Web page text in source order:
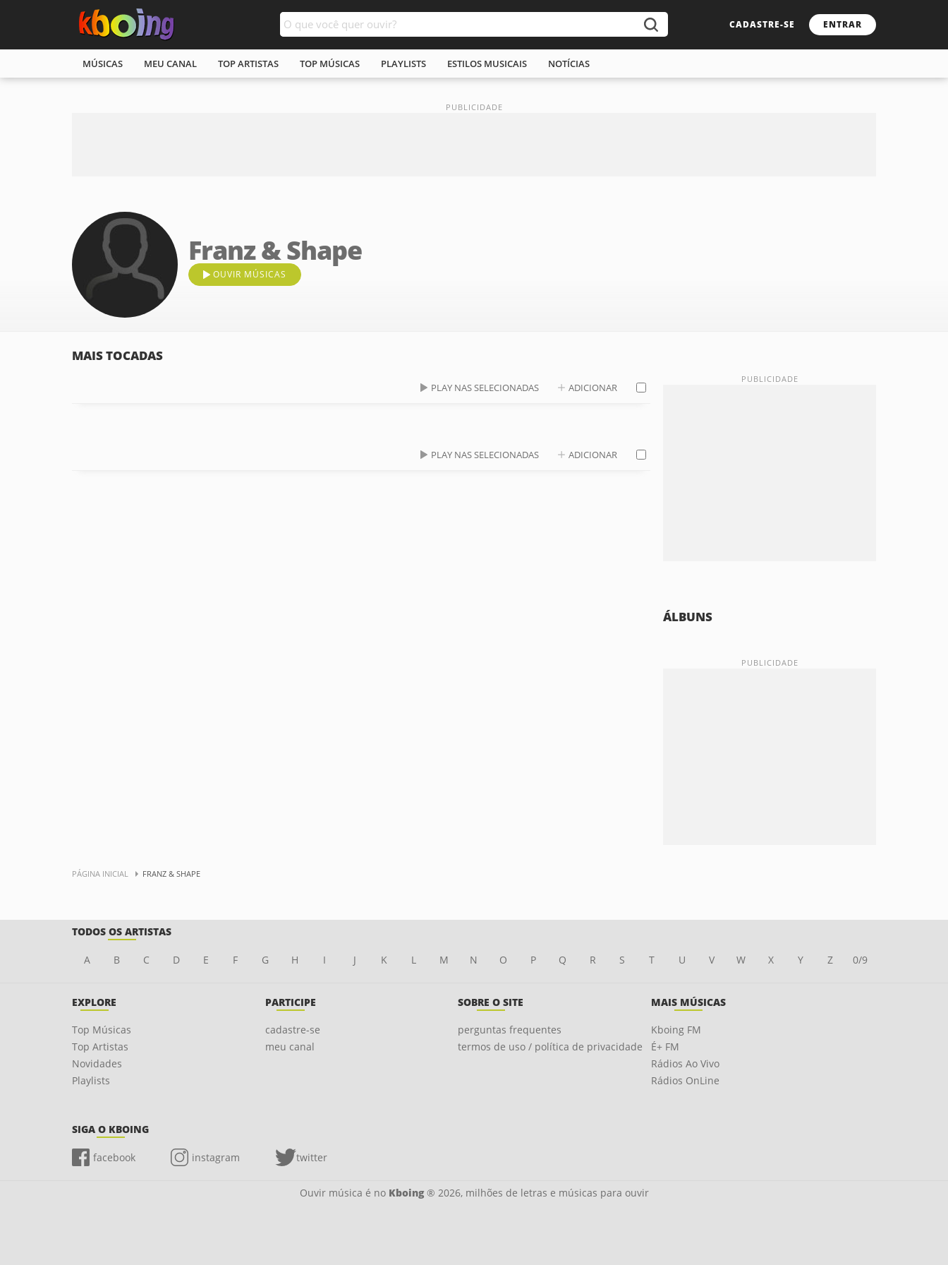
CADASTRE-SE ENTRAR
MÚSICAS MEU CANAL TOP ARTISTAS TOP MÚSICAS PLAYLISTS ESTILOS MUSICAIS NOTÍCIAS
Franz & Shape
OUVIR MÚSICAS
MAIS TOCADAS
PLAY NAS SELECIONADAS ADICIONAR
PLAY NAS SELECIONADAS ADICIONAR
ÁLBUNS
PÁGINA INICIAL FRANZ & SHAPE
TODOS OS ARTISTAS
A B C D E F G H I J K L M N O P Q R S T U V W X Y Z 0/9
EXPLORE
Top Músicas
Top Artistas
Novidades
Playlists
PARTICIPE
cadastre-se
meu canal
SOBRE O SITE
perguntas frequentes
termos de uso / política de privacidade
MAIS MÚSICAS
Kboing FM
É+ FM
Rádios Ao Vivo
Rádios OnLine
SIGA O KBOING
facebook instagram twitter
Ouvir música é no Kboing® 2026, milhões de letras e músicas para ouvir